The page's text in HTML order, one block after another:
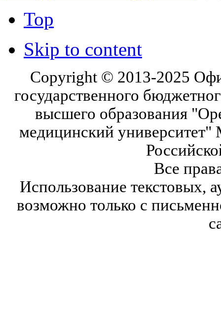
Top
Skip to content
Copyright © 2013-2025
государственного
высшего образования
медицинский университет"
Все
Использование текстовых,
возможно только с